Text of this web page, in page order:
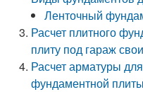
Ленточный
Расчет плитного
плиту под гараж
Расчет арматуры
фундаментной плиты